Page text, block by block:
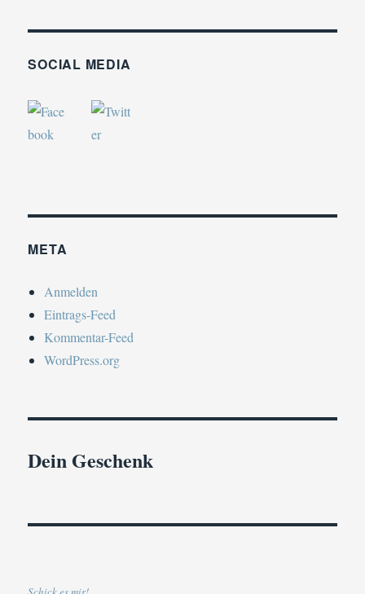
SOCIAL MEDIA
META
Anmelden
Eintrags-Feed
Kommentar-Feed
WordPress.org
Dein Geschenk